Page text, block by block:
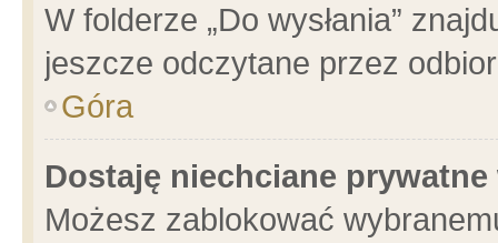
W folderze „Do wysłania”
jeszcze odczytane przez
Góra
Dostaję niechciane
Możesz zablokować